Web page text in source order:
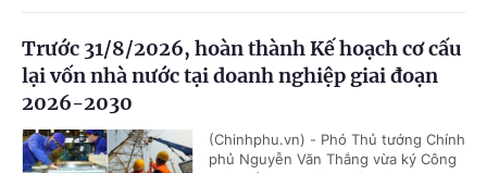
Trước 31/8/2026, hoàn thành Kế hoạch cơ cấu
lại vốn nhà nước tại doanh nghiệp giai đoạn
2026-2030
(Chinhphu.vn) - Phó Thủ tướng Chính
phủ Nguyễn Văn Thắng vừa ký Công